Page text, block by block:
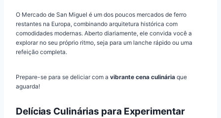
O Mercado de San Miguel é um dos poucos mercados de ferro
restantes na Europa, combinando arquitetura histórica com
comodidades modernas. Aberto diariamente, ele convida você a
explorar no seu próprio ritmo, seja para um lanche rápido ou uma
refeição completa.
Prepare-se para se deliciar com a vibrante cena culinária que
aguarda!
Delícias Culinárias para Experimentar